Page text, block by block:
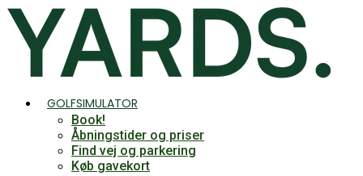
Videre
til
indhold
GOLFSIMULATOR
Book!
Åbningstider og priser
Find vej og parkering
Køb gavekort